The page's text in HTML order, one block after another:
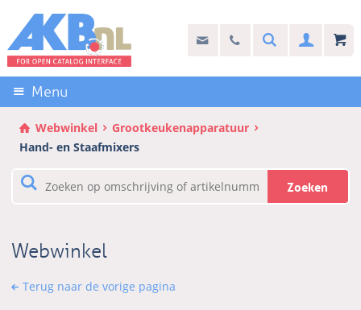
links
over
Direct
naar
de
inhoud
Direct
het
info@akb.nl
Stel uw vraag
030 69 50 814Search
Menu
Webwinkel
Grootkeukenapparatuur
Hand- en Staafmixers
Zoeken
Webwinkel
Terug naar de vorige pagina